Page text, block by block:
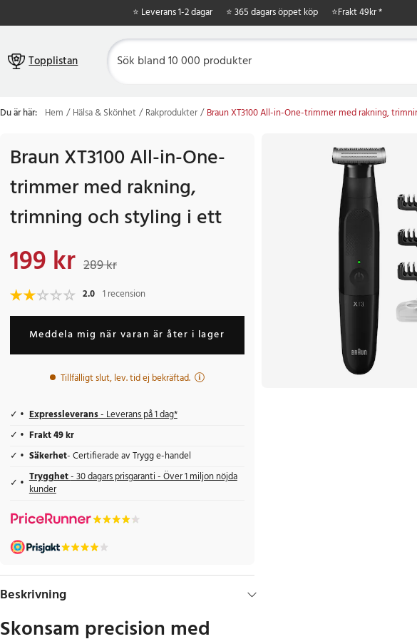
⭐ Leverans 1-2 dagar ⭐ 365 dagars öppet köp ⭐Frakt 49kr *
Topplistan
Du är här: Hem Hälsa & Skönhet Rakprodukter Braun XT3100 All-in-One-trimmer med rakning,
Braun XT3100 All-in-One-
trimmer med rakning,
trimning och styling i ett
Nuvarande pris
199 kr 289 kr
2.0 1 recension
Meddela mig när varan är åter i lager
Tillfälligt slut, lev. tid ej bekräftad.
Expressleverans- Leverans på 1 dag*
Frakt 49 kr
Säkerhet- Certifierade av Trygg e-handel
Trygghet- 30 dagars prisgaranti - Över 1 miljon nöjda
kunder
Beskrivning
Skonsam precision med